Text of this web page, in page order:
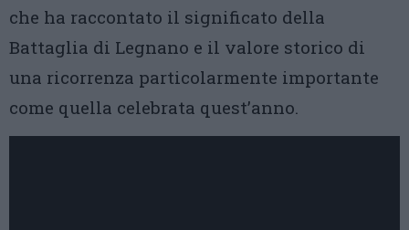
che ha raccontato il significato della
Battaglia di Legnano e il valore storico di
una ricorrenza particolarmente importante
come quella celebrata quest’anno.